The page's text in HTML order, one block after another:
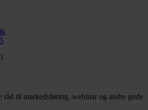
råd til markedsføring, webinar og andre gode